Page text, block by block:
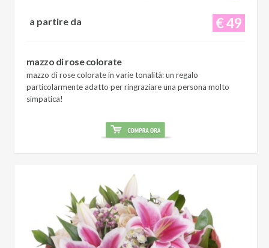
€ 49
a partire da
mazzo di rose colorate
mazzo di rose colorate in varie tonalità: un regalo
particolarmente adatto per ringraziare una persona molto
simpatica!